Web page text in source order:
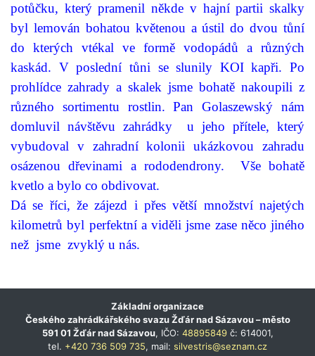
potůčku, který pramenil někde v hajní partii skalky
byl lemován bohatou květenou a ústil do dvou tůní
do kterých vtékal ve formě vodopádů a různých
kaskád. V poslední tůni se slunily KOI kapři. Po
prohlídce zahrady a skalek jsme bohatě nakoupili z
různého sortimentu rostlin. Pan Golaszewský nám
domluvil návštěvu zahrádky
u jeho přítele, který
vybudoval v zahradní kolonii ukázkovou zahradu
osázenou dřevinami a rododendrony.
Vše bohatě
kvetlo a bylo co obdivovat.
Dá se říci, že zájezd i přes větší množství najetých
kilometrů byl perfektní a viděli jsme zase něco jiného
než jsme zvyklý u nás.
Základní organizace
Českého zahrádkářského svazu Žďár nad Sázavou – město
591 01 Žďár nad Sázavou, IČO: 48895849č: 614001,
tel. +420 736 509 735, mail: silvestris@seznam.cz